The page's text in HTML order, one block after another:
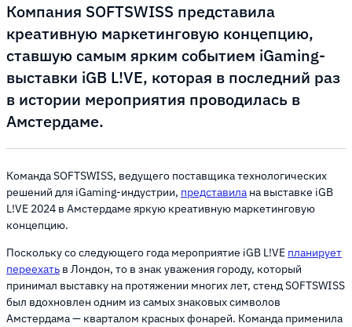
Компания SOFTSWISS представила
креативную маркетинговую концепцию,
ставшую самым ярким событием iGaming-
выставки iGB L!VE, которая в последний раз
в истории мероприятия проводилась в
Амстердаме.
Команда SOFTSWISS, ведущего поставщика технологических
решений для iGaming-индустрии, представила на выставке iGB
L!VE 2024 в Амстердаме яркую креативную маркетинговую
концепцию.
Поскольку со следующего года мероприятие iGB L!VE планирует
переехать в Лондон, то в знак уважения городу, который
принимал выставку на протяжении многих лет, стенд SOFTSWISS
был вдохновлен одним из самых знаковых символов
Амстердама — кварталом красных фонарей. Команда применила